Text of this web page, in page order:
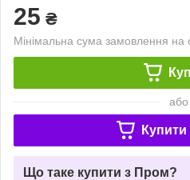
25 ₴
Мінімальна сума замовлення на
або
Купити
Що таке купити з Пром?